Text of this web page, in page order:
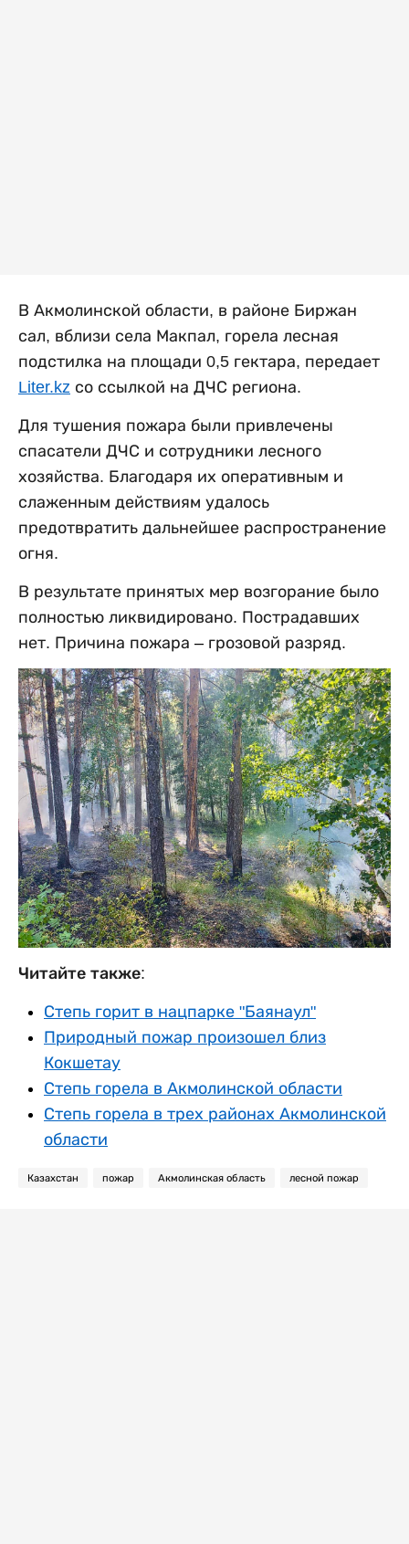
В Акмолинской области, в районе Биржан
сал, вблизи села Макпал, горела лесная
подстилка на площади 0,5 гектара, передает
Liter.kz со ссылкой на ДЧС региона.
Для тушения пожара были привлечены
спасатели ДЧС и сотрудники лесного
хозяйства. Благодаря их оперативным и
слаженным действиям удалось
предотвратить дальнейшее распространение
огня.
В результате принятых мер возгорание было
полностью ликвидировано. Пострадавших
нет. Причина пожара – грозовой разряд.
Читайте также:
Степь горит в нацпарке "Баянаул"
Природный пожар произошел близ
Кокшетау
Степь горела в Акмолинской области
Степь горела в трех районах Акмолинской
области
Казахстан пожар Акмолинская область лесной пожар